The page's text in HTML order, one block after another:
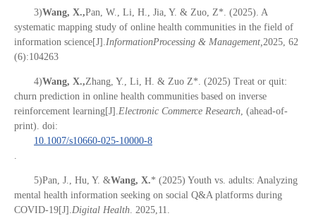
3)Wang, X.,Pan, W., Li, H., Jia, Y. & Zuo, Z*. (2025). A
systematic mapping study of online health communities in the field of
information science[J].InformationProcessing & Management,2025, 62
(6):104263
4)Wang, X.,Zhang, Y., Li, H. & Zuo Z*. (2025) Treat or quit:
churn prediction in online health communities based on inverse
reinforcement learning[J].Electronic Commerce Research, (ahead-of-
print). doi:
10.1007/s10660-025-10000-8
.
5)Pan, J., Hu, Y. &Wang, X.* (2025) Youth vs. adults: Analyzing
mental health information seeking on social Q&A platforms during
COVID-19[J].Digital Health. 2025,11.